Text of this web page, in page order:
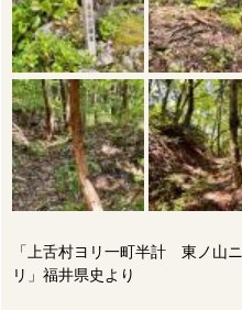
「上舌村ヨリ一町半計 東ノ山
リ」福井県史より